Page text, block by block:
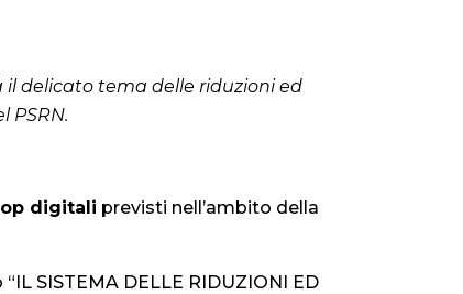
delicato tema delle riduzioni ed
PSRN.
digitali previsti nell’ambito della
SISTEMA DELLE RIDUZIONI ED